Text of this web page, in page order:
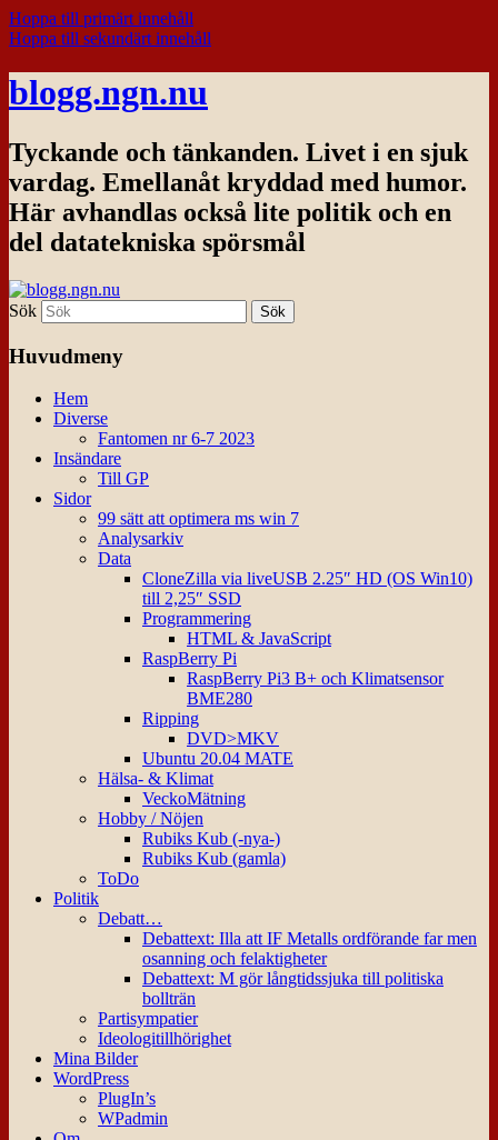
Hoppa till primärt innehåll
Hoppa till sekundärt innehåll
blogg.ngn.nu
Tyckande och tänkanden. Livet i en sjuk
vardag. Emellanåt kryddad med humor.
Här avhandlas också lite politik och en
del datatekniska spörsmål
Sök
Huvudmeny
Hem
Diverse
Fantomen nr 6-7 2023
Insändare
Till GP
Sidor
99 sätt att optimera ms win 7
Analysarkiv
Data
CloneZilla via liveUSB 2.25″ HD (OS Win10)
till 2,25″ SSD
Programmering
HTML & JavaScript
RaspBerry Pi
RaspBerry Pi3 B+ och Klimatsensor
BME280
Ripping
DVD>MKV
Ubuntu 20.04 MATE
Hälsa- & Klimat
VeckoMätning
Hobby / Nöjen
Rubiks Kub (-nya-)
Rubiks Kub (gamla)
ToDo
Politik
Debatt…
Debattext: Illa att IF Metalls ordförande far men
osanning och felaktigheter
Debattext: M gör långtidssjuka till politiska
bollträn
Partisympatier
Ideologitillhörighet
Mina Bilder
WordPress
PlugIn’s
WPadmin